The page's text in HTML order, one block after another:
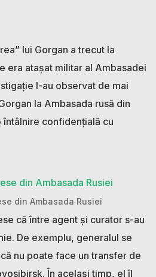
lui Gorgan a trecut la
era atașat militar al Ambasadei
l-au observat de mai
la Ambasada rusă din
întâlnire confidențială cu
din Ambasada Rusiei
că între agent și curator s-au
De exemplu, generalul se
nu poate face un transfer de
În același timp, el îl